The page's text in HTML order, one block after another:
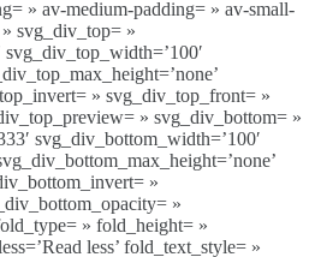
» av-medium-padding= » av-small-
svg_div_top= »
» svg_div_top_front= »
» svg_div_bottom= »
svg_div_bottom_width=’100′
»
»
» fold_height= »
less’ fold_text_style= »